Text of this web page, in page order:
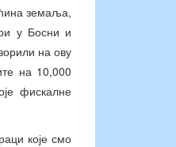
земаља,
у Босни и
на ову
на 10,000
фискалне
које смо